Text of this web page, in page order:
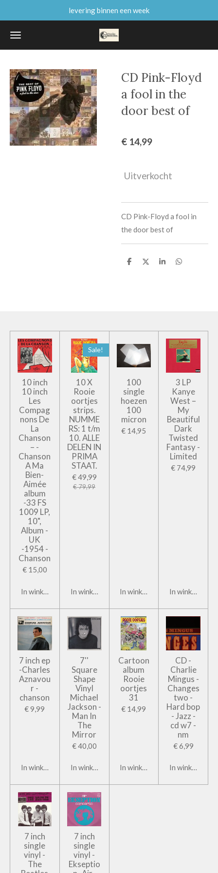
naar
de
levering binnen een week
CD Pink-Floyd
a fool in the
door best of
€ 14,99
Uitverkocht
CD Pink-Floyd a fool in
the door best of
D
D
S
D
10 inch
10 inch
Les
Compag
nons De
La
Chanson
– -
Chanson
A Ma
Bien-
Aimée
album
-33 FS
1009 LP,
10",
Album -
UK
-1954 -
Chanson
€ 15,00
In winkelwagen
Sale!
10 X
Rooie
oortjes
strips.
NUMME
RS: 1 t/m
10. ALLE
DELEN IN
PRIMA
STAAT.
€ 49,99
€ 79,99
In winkelwagen
100
single
hoezen
100
micron
€ 14,95
In winkelwagen
3 LP
Kanye
West –
My
Beautiful
Dark
Twisted
Fantasy -
Limited
€ 74,99
In
7 inch ep
-Charles
Aznavou
r -
chanson
€ 9,99
In winkelwagen
7''
Square
Shape
Vinyl
Michael
Jackson -
Man In
The
Mirror
€ 40,00
In winkelwagen
Cartoon
album
Rooie
oortjes
31
€ 14,99
In winkelwagen
CD -
Charlie
Mingus -
Changes
two -
Hard bop
- Jazz -
cd w7 -
nm
€ 6,99
In
7 inch
single
vinyl -
The
7 inch
single
vinyl -
Ekseptio